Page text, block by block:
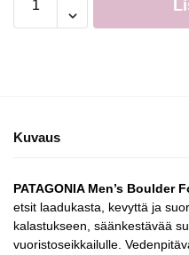
Kuvaus
PATAGONIA Men’s Boulder
etsit laadukasta, kevyttä ja
kalastukseen, säänkestävää
vuoristoseikkailulle.